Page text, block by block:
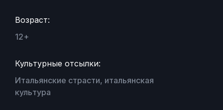
Возраст:
12+
Культурные отсылки:
Итальянские страсти, итальянская
культура